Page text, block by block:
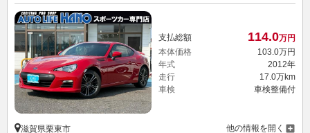
支払総額 114.0万円
本体価格
103. 0万円
年式
2012年
走行
17.0万km
車検
車検整備付
滋賀県栗東市 他の情報を開く